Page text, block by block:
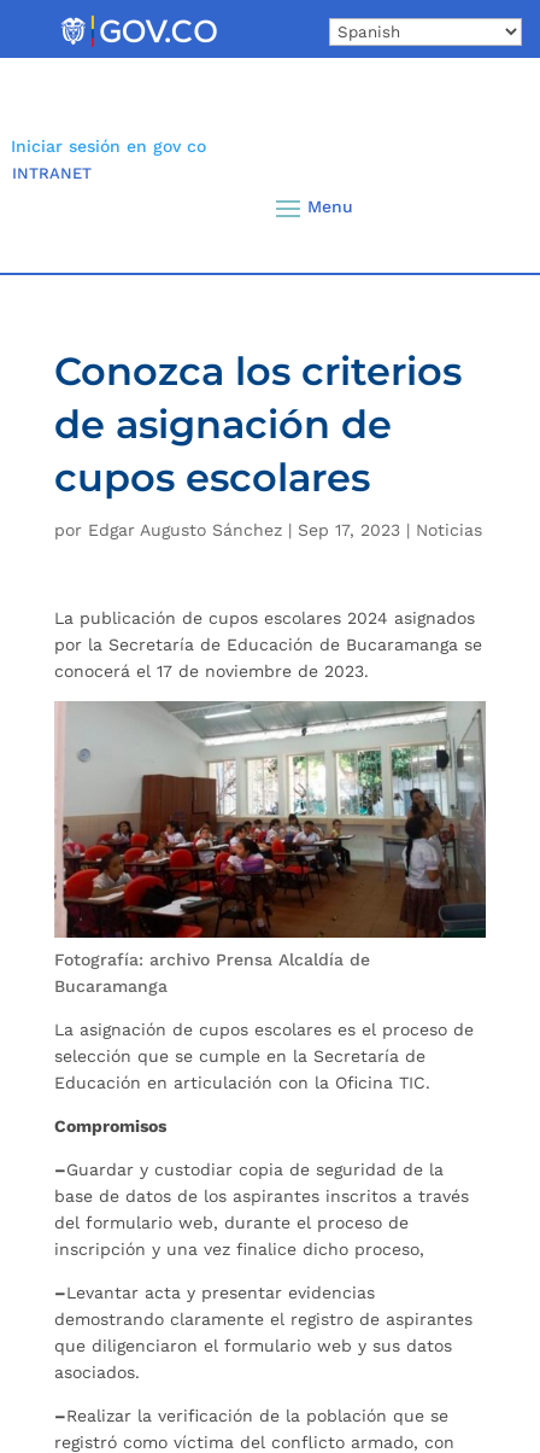
Iniciar sesión en gov co
INTRANET
Conozca los criterios
de asignación de
cupos escolares
por Edgar Augusto Sánchez| Sep 17, 2023| Noticias
La publicación de cupos escolares 2024 asignados
por la Secretaría de Educación de Bucaramanga se
conocerá el 17 de noviembre de 2023.
Fotografía: archivo Prensa Alcaldía de
Bucaramanga
La asignación de cupos escolares es el proceso de
selección que se cumple en la Secretaría de
Educación en articulación con la Oficina TIC.
Compromisos
–Guardar y custodiar copia de seguridad de la
base de datos de los aspirantes inscritos a través
del formulario web, durante el proceso de
inscripción y una vez finalice dicho proceso,
–Levantar acta y presentar evidencias
demostrando claramente el registro de aspirantes
que diligenciaron el formulario web y sus datos
asociados.
–Realizar la verificación de la población que se
registró como víctima del conflicto armado, con